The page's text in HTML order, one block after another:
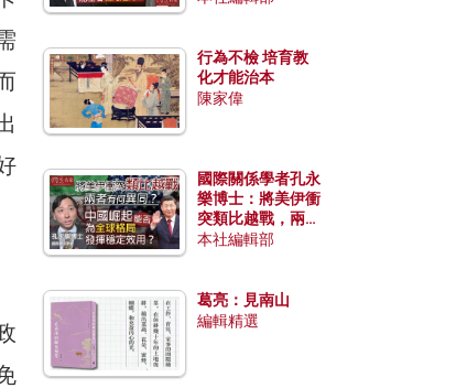
行為不檢 培育教
化才能治本
陳家偉
國際關係學者孔永
樂博士：將美伊衝
突類比越戰，兩者
有何異同？中國崛
本社編輯部
葛亮：見南山
編輯精選